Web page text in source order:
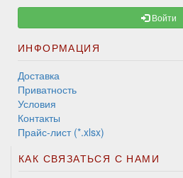
Войти
ИНФОРМАЦИЯ
Доставка
Приватность
Условия
Контакты
Прайс-лист (*.xlsx)
КАК СВЯЗАТЬСЯ С НАМИ